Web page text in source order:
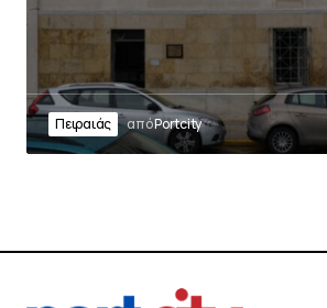
Πειραιάς απόPortcity